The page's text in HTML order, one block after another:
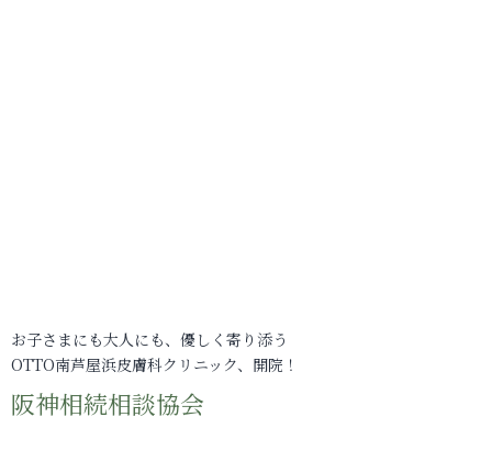
お子さまにも大人にも、優しく寄り添う
OTTO南芦屋浜皮膚科クリニック、開院！
阪神相続相談協会